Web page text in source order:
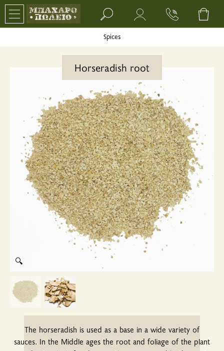
Search bar input field
Spices
Horseradish root
🔍
The horseradish is used as a base in a wide variety of
sauces. In the Middle ages the root and foliage of the plant